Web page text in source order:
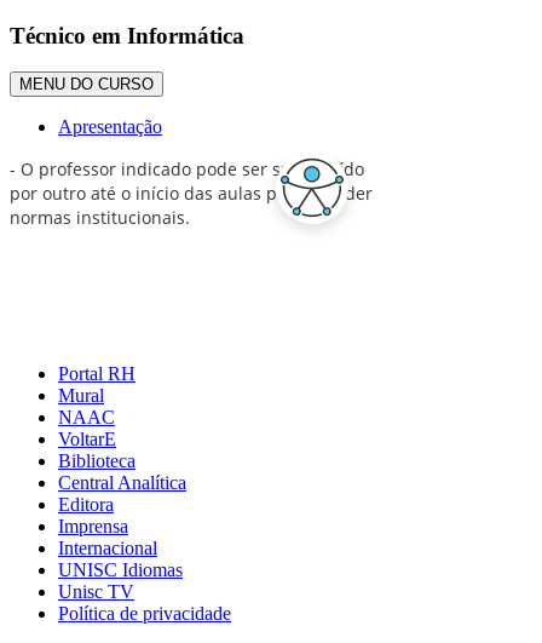
Técnico em Informática
MENU DO CURSO
Apresentação
Portal RH
Mural
NAAC
VoltarE
Biblioteca
Central Analítica
Editora
Imprensa
Internacional
UNISC Idiomas
Unisc TV
Política de privacidade